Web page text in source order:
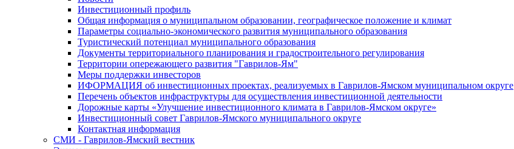
Инвестиционный профиль
Общая информация о муниципальном образовании, географическое положение и климат
Параметры социально-экономического развития муниципального образования
Туристический потенциал муниципального образования
Документы территориального планирования и градостроительного регулирования
Территории опережающего развития "Гаврилов-Ям"
Меры поддержки инвесторов
ИФОРМАЦИЯ об инвестиционных проектах, реализуемых в Гаврилов-Ямском муниципальном округе
Перечень объектов инфраструктуры для осуществления инвестиционной деятельности
Дорожные карты «Улучшение инвестиционного климата в Гаврилов-Ямском округе»
Инвестиционный совет Гаврилов-Ямского муниципального округе
Контактная информация
СМИ - Гаврилов-Ямский вестник